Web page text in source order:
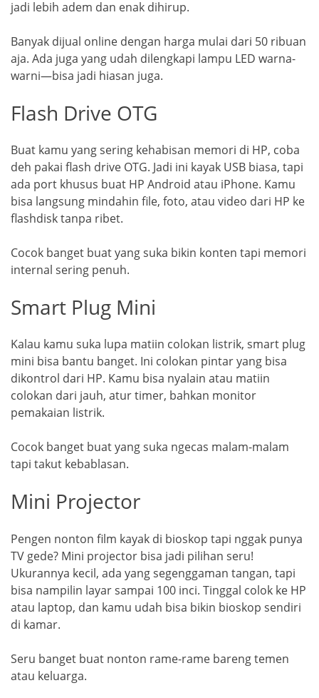
jadi lebih adem dan enak dihirup.
Banyak dijual online dengan harga mulai dari 50 ribuan
aja. Ada juga yang udah dilengkapi lampu LED warna-
warni—bisa jadi hiasan juga.
Flash Drive OTG
Buat kamu yang sering kehabisan memori di HP, coba
deh pakai flash drive OTG. Jadi ini kayak USB biasa, tapi
ada port khusus buat HP Android atau iPhone. Kamu
bisa langsung mindahin file, foto, atau video dari HP ke
flashdisk tanpa ribet.
Cocok banget buat yang suka bikin konten tapi memori
internal sering penuh.
Smart Plug Mini
Kalau kamu suka lupa matiin colokan listrik, smart plug
mini bisa bantu banget. Ini colokan pintar yang bisa
dikontrol dari HP. Kamu bisa nyalain atau matiin
colokan dari jauh, atur timer, bahkan monitor
pemakaian listrik.
Cocok banget buat yang suka ngecas malam-malam
tapi takut kebablasan.
Mini Projector
Pengen nonton film kayak di bioskop tapi nggak punya
TV gede? Mini projector bisa jadi pilihan seru!
Ukurannya kecil, ada yang segenggaman tangan, tapi
bisa nampilin layar sampai 100 inci. Tinggal colok ke HP
atau laptop, dan kamu udah bisa bikin bioskop sendiri
di kamar.
Seru banget buat nonton rame-rame bareng temen
atau keluarga.